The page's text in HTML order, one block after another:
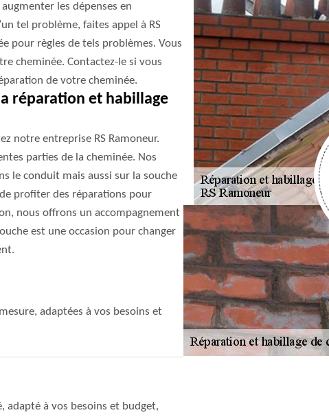
les dépenses en
tel problème, faites appel à RS
pour règles de tels problèmes. Vous
cheminée. Contactez-le si vous
de votre cheminée.
réparation et habillage
notre entreprise RS Ramoneur.
parties de la cheminée. Nos
le conduit mais aussi sur la souche
profiter des réparations pour
nous offrons un accompagnement
est une occasion pour changer
adaptées à vos besoins et
adapté à vos besoins et budget,